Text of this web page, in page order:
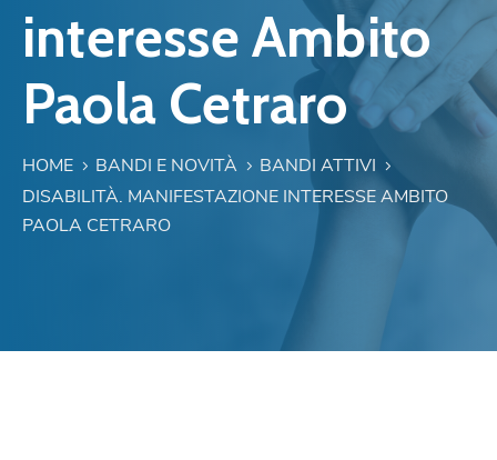
interesse Ambito
Paola Cetraro
HOME BANDI E NOVITÀ
BANDI ATTIVI
DISABILITÀ. MANIFESTAZIONE INTERESSE AMBITO
PAOLA CETRARO